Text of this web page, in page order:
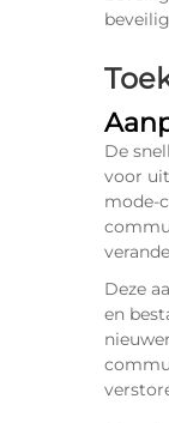
De
voor
mode-
Deze
en